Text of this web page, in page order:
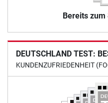
Bereits zum
DEUTSCHLAND TEST:
KUNDENZUFRIEDENHEIT